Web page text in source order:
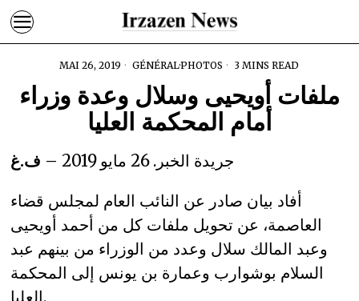
MAI 26, 2019 GÉNÉRAL·PHOTOS 3 MINS READ
ملفات أويحيى وسلال وعدة وزراء
أمام المحكمة العليا
جريدة الخبر. 26 مايو 2019 –
ف.غ
أفاد بيان صادر عن النائب العام لمجلس قضاء
العاصمة، عن تحويل ملفات كل من أحمد أويحيى
وعبد المالك سلال وعدد من الوزراء من بينهم عبد
السلام بوشوارب وعمارة بن يونس إلى المحكمة
العليا.